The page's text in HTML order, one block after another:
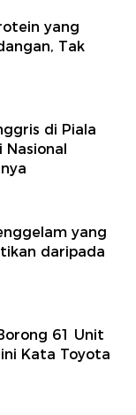
yang
Tak
di Piala
Nasional
yang
daripada
61 Unit
Kata Toyota